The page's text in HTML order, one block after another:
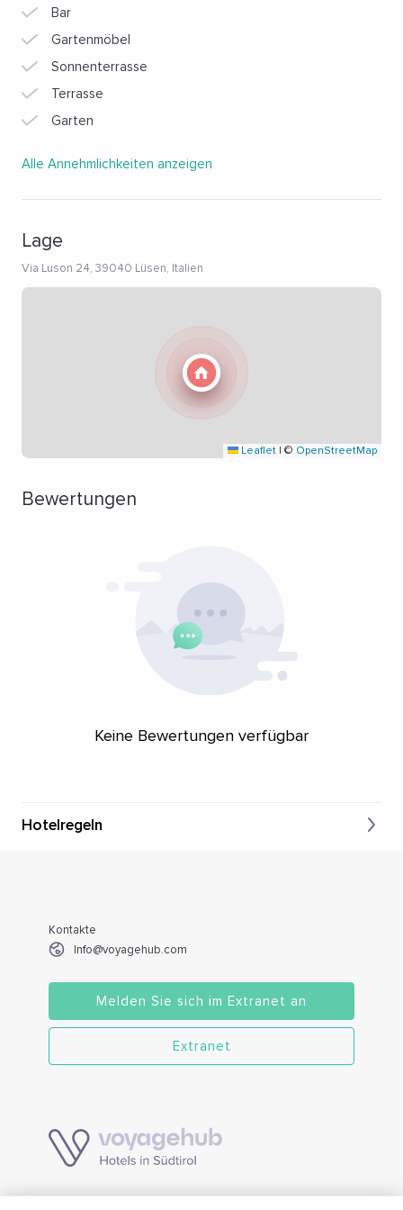
Transfer zum Flughafen ist kostenpflichtig.
Bar
Gartenmöbel
Sonnenterrasse
Terrasse
Garten
Alle Annehmlichkeiten anzeigen
Lage
Via Luson 24, 39040 Lüsen, Italien
Leaflet | © OpenStreetMap
Bewertungen
Keine Bewertungen verfügbar
Hotelregeln
Kontakte
Info@voyagehub.com
Melden Sie sich im Extranet an
Extranet